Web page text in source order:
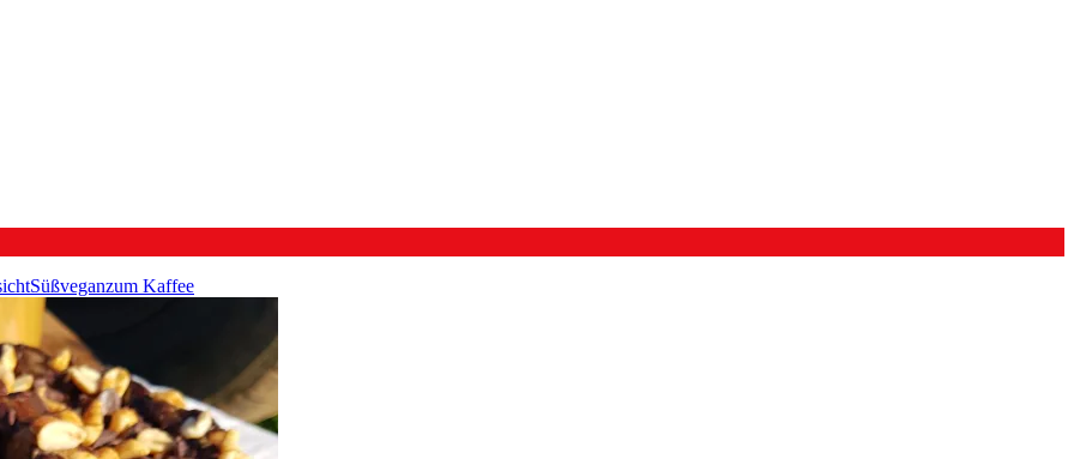
Süßveganzum Kaffee